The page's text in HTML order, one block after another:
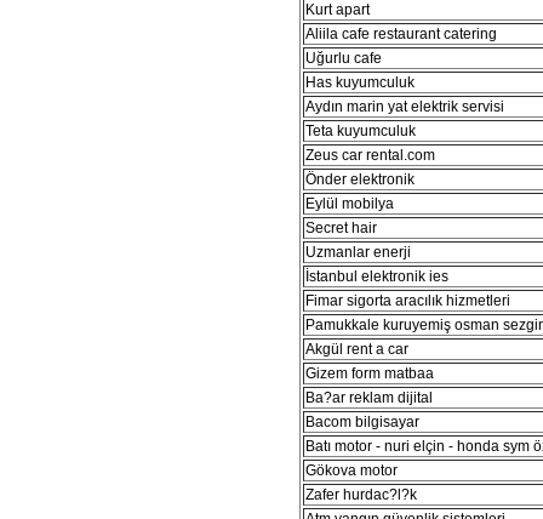
Kurt apart
Aliila cafe restaurant catering
Uğurlu cafe
Has kuyumculuk
Aydın marin yat elektrik servisi
Teta kuyumculuk
Zeus car rental.com
Önder elektronik
Eylül mobilya
Secret hair
Uzmanlar enerji
İstanbul elektronik ies
Fimar sigorta aracılık hizmetleri
Pamukkale kuruyemiş osman
Akgül rent a car
Gizem form matbaa
Ba?ar reklam dijital
Bacom bilgisayar
Batı motor - nuri elçin - honda sym
Gökova motor
Zafer hurdac?l?k